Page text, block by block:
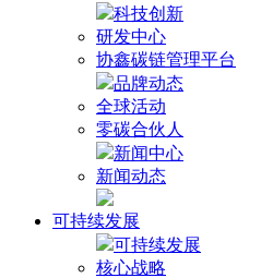
科技创新
研发中心
协鑫碳链管理平台
品牌动态
全球活动
零碳合伙人
新闻中心
新闻动态
可持续发展
可持续发展
核心战略